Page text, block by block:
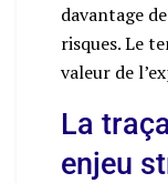
davantage
risques. Le
valeur de
La
enjeu